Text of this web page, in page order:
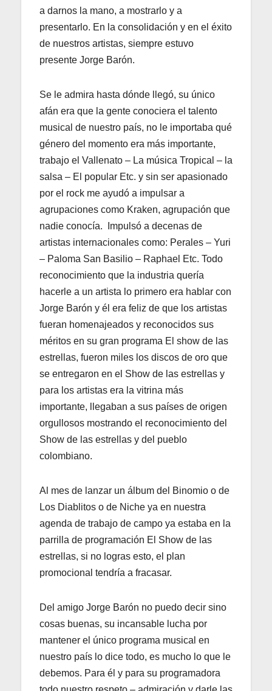
a darnos la mano, a mostrarlo y a
presentarlo. En la consolidación y en el éxito
de nuestros artistas, siempre estuvo
presente Jorge Barón.
Se le admira hasta dónde llegó, su único
afán era que la gente conociera el talento
musical de nuestro país, no le importaba qué
género del momento era más importante,
trabajo el Vallenato – La música Tropical – la
salsa – El popular Etc. y sin ser apasionado
por el rock me ayudó a impulsar a
agrupaciones como Kraken, agrupación que
nadie conocía. Impulsó a decenas de
artistas internacionales como: Perales – Yuri
– Paloma San Basilio – Raphael Etc. Todo
reconocimiento que la industria quería
hacerle a un artista lo primero era hablar con
Jorge Barón y él era feliz de que los artistas
fueran homenajeados y reconocidos sus
méritos en su gran programa El show de las
estrellas, fueron miles los discos de oro que
se entregaron en el Show de las estrellas y
para los artistas era la vitrina más
importante, llegaban a sus países de origen
orgullosos mostrando el reconocimiento del
Show de las estrellas y del pueblo
colombiano.
Al mes de lanzar un álbum del Binomio o de
Los Diablitos o de Niche ya en nuestra
agenda de trabajo de campo ya estaba en la
parrilla de programación El Show de las
estrellas, si no logras esto, el plan
promocional tendría a fracasar.
Del amigo Jorge Barón no puedo decir sino
cosas buenas, su incansable lucha por
mantener el único programa musical en
nuestro país lo dice todo, es mucho lo que le
debemos. Para él y para su programadora